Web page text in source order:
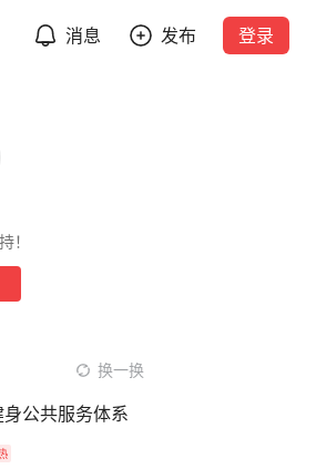
消息 发布 登录
！
换一换
公共服务体系